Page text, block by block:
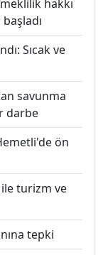
hakkı
Sıcak ve
savunma
darbe
ön
ile turizm ve
tepki